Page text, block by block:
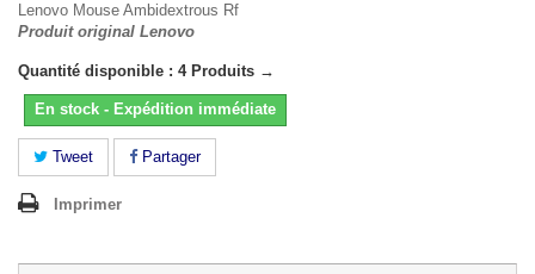
Lenovo Mouse Ambidextrous Rf
Produit original Lenovo
Quantité disponible : 4 Produits →
En stock - Expédition immédiate
Tweet Partager
Imprimer